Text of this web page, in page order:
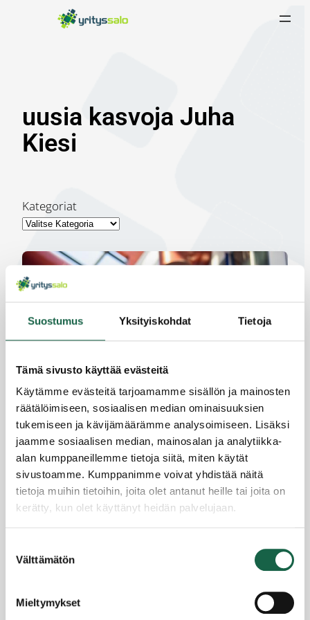
Suostumus Yksityiskohdat Tietoja
Tämä sivusto käyttää evästeitä
Käytämme evästeitä tarjoamamme sisällön ja mainosten
räätälöimiseen, sosiaalisen median ominaisuuksien
tukemiseen ja kävijämäärämme analysoimiseen. Lisäksi
jaamme sosiaalisen median, mainosalan ja analytiikka-
alan kumppaneillemme tietoja siitä, miten käytät
sivustoamme. Kumppanimme voivat yhdistää näitä
tietoja muihin tietoihin, joita olet antanut heille tai joita on
kerätty, kun olet käyttänyt heidän palvelujaan.
Evästeet >
valinta
Välttämätön
Mieltymykset
uusia kasvoja Juha
Kiesi
Kategoriat
Juha Kiesi tuo kansainväliset verkostot Saloon –
tavoitteena houkutella investoivia yrityksiä
1.6.2026
Yrityssalo Oy